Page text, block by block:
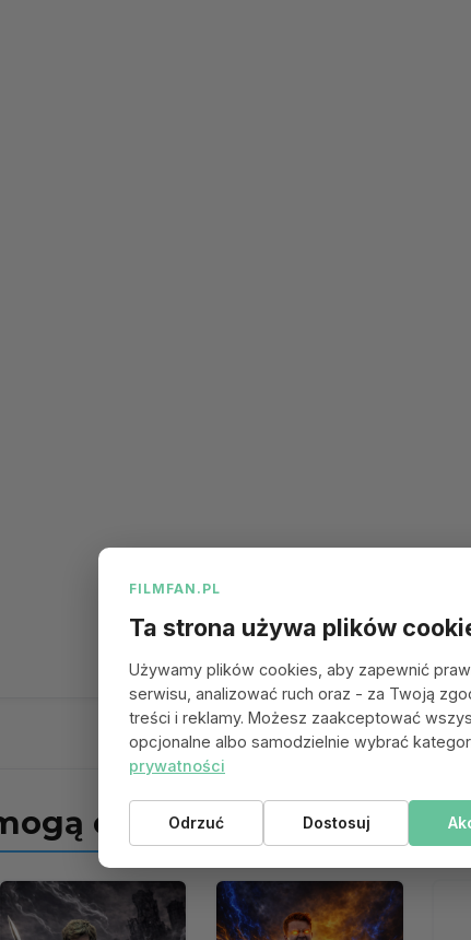
ci się spodobać
FILMFAN.PL
Ta strona używa plików
Używamy plików cookies, aby zapewnić
serwisu, analizować ruch oraz - za Twoją
treści i reklamy. Możesz zaakceptować
opcjonalne albo samodzielnie wybrać
prywatności
Odrzuć Dostosuj